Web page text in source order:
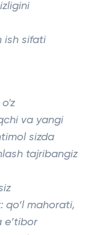
ish sifati
va yangi
sizda
tajribangiz
qo‘l mahorati,
e’tibor